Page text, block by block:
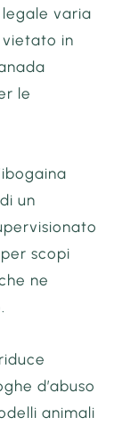
legale varia
in
le
un
scopi
ne
d’abuso
animali